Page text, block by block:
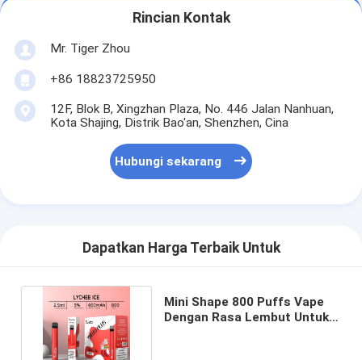
Rincian Kontak
Mr. Tiger Zhou
+86 18823725950
12F, Blok B, Xingzhan Plaza, No. 446 Jalan Nanhuan,
Kota Shajing, Distrik Bao'an, Shenzhen, Cina
Hubungi sekarang
Dapatkan Harga Terbaik Untuk
Mini Shape 800 Puffs Vape
Dengan Rasa Lembut Untuk